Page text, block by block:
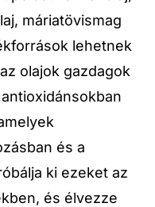
máriatövismag
lehetnek
olajok gazdagok
és a
ki ezeket az
és élvezze